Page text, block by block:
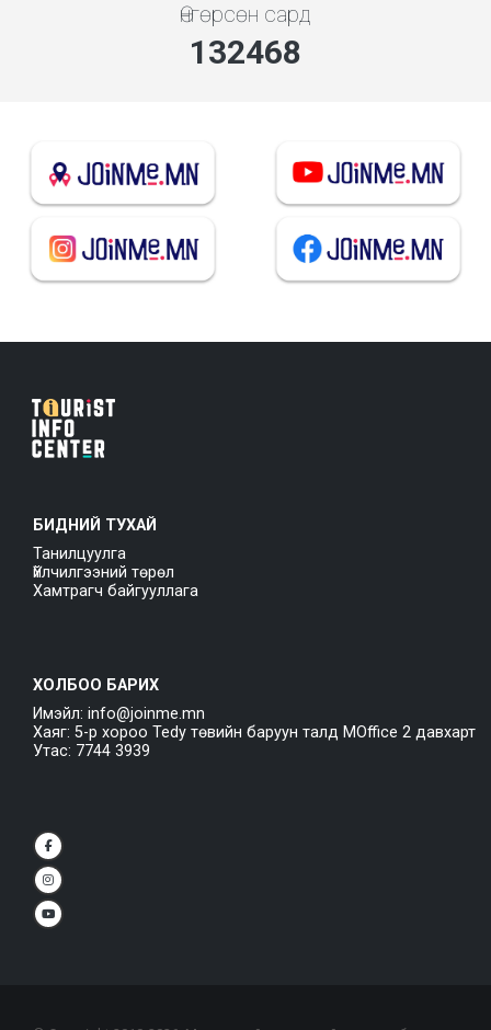
Өнгөрсөн сард
141930
БИДНИЙ ТУХАЙ
Танилцуулга
Үйлчилгээний төрөл
Хамтрагч байгууллага
ХОЛБОО БАРИХ
Имэйл: info@joinme.mn
Хаяг: 5-р хороо Tedy төвийн баруун талд MOffice 2 давхарт
Утас: 7744 3939